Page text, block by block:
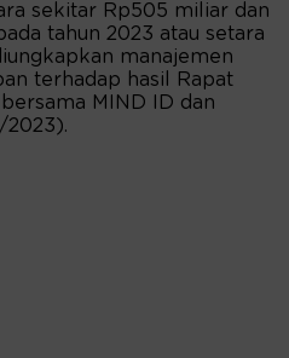
sekitar Rp505 miliar dan
tahun 2023 atau setara
manajemen
terhadap hasil Rapat
MIND ID dan
2023).